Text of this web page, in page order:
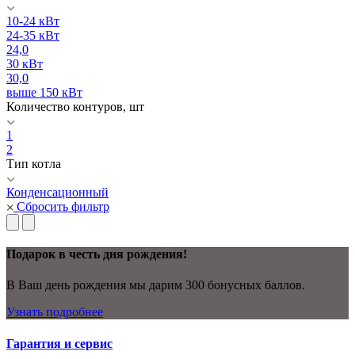
10-24 кВт
24-35 кВт
24,0
30 кВт
30,0
выше 150 кВт
Количество контуров, шт
1
2
Тип котла
Конденсационный
Сбросить фильтр
Подарок в честь дня рождения!
В Ваш день рождения мы дарим 300 бонусных баллов.
Узнать подробнее
Гарантия и сервис